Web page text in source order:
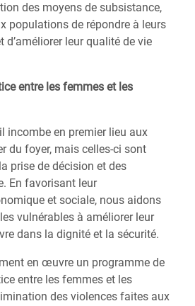
des moyens de subsistance,
populations de répondre à leurs
d’améliorer leur qualité de vie
entre les femmes et les
incombe en premier lieu aux
du foyer, mais celles-ci sont
prise de décision et des
En favorisant leur
et sociale, nous aidons
vulnérables à améliorer leur
dans la dignité et la sécurité.
en œuvre un programme de
entre les femmes et les
des violences faites aux